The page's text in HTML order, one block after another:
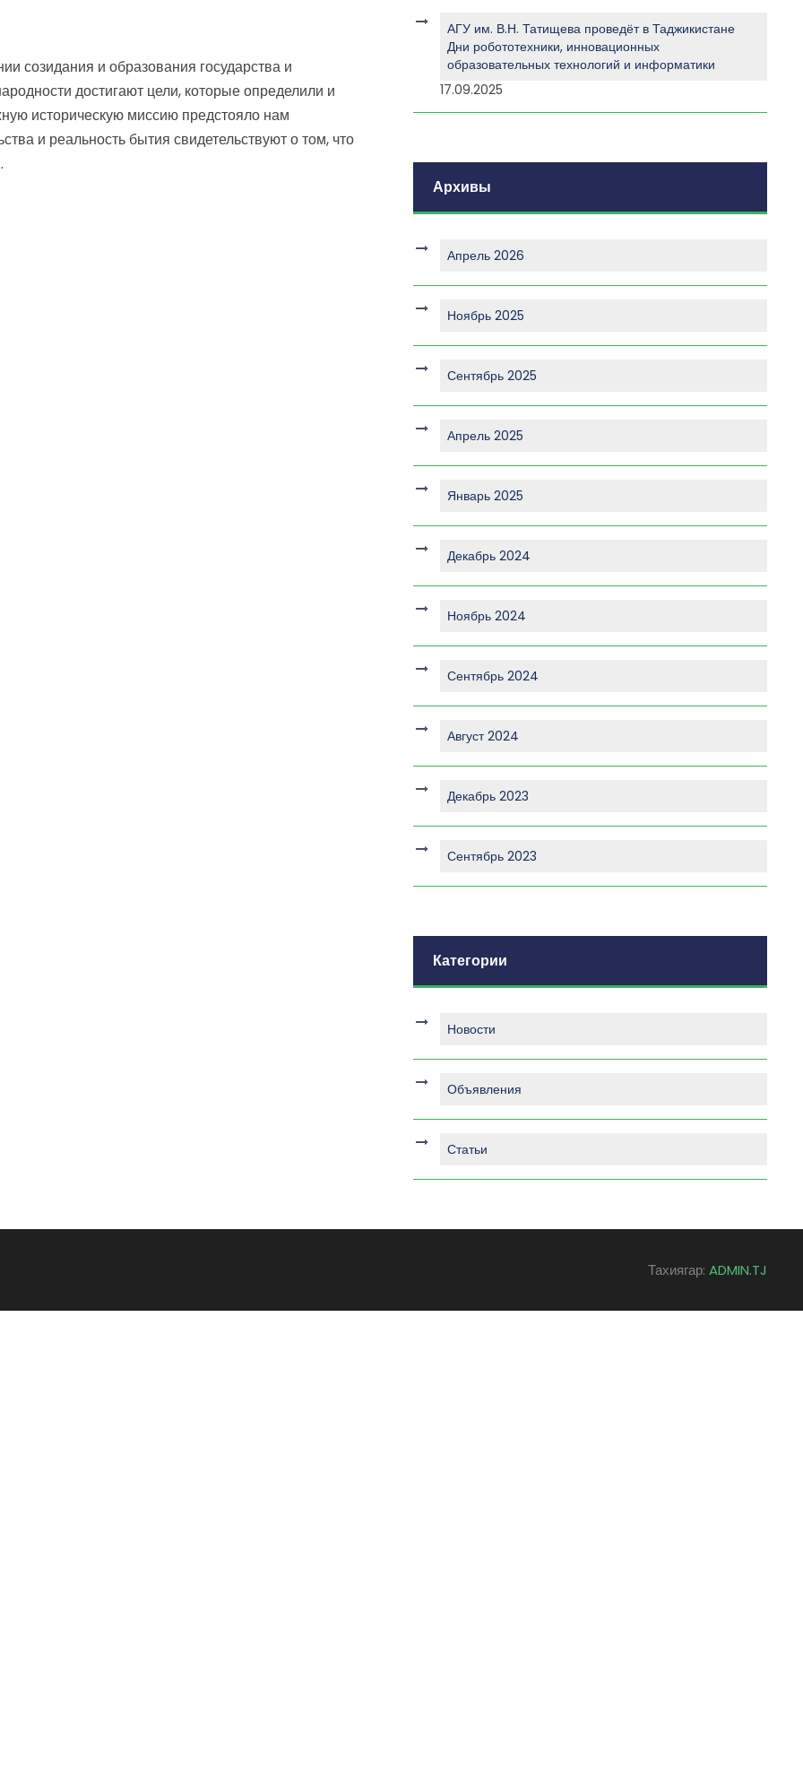
созидания и образования государства и
достигают цели, которые определили и
историческую миссию предстояло нам
и реальность бытия свидетельствуют о том, что
АГУ им. В.Н. Татищева проведёт в Таджикистане
Дни робототехники, инновационных
образовательных технологий и информатики
17.09.2025
Архивы
Апрель 2026
Ноябрь 2025
Сентябрь 2025
Апрель 2025
Январь 2025
Декабрь 2024
Ноябрь 2024
Сентябрь 2024
Август 2024
Декабрь 2023
Сентябрь 2023
Категории
Новости
Объявления
Статьи
Тахиягар: ADMIN.TJ